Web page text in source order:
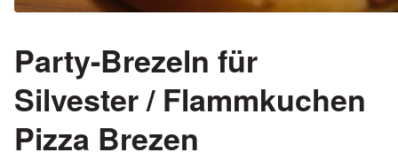
Party-Brezeln für
Silvester / Flammkuchen
Pizza Brezen